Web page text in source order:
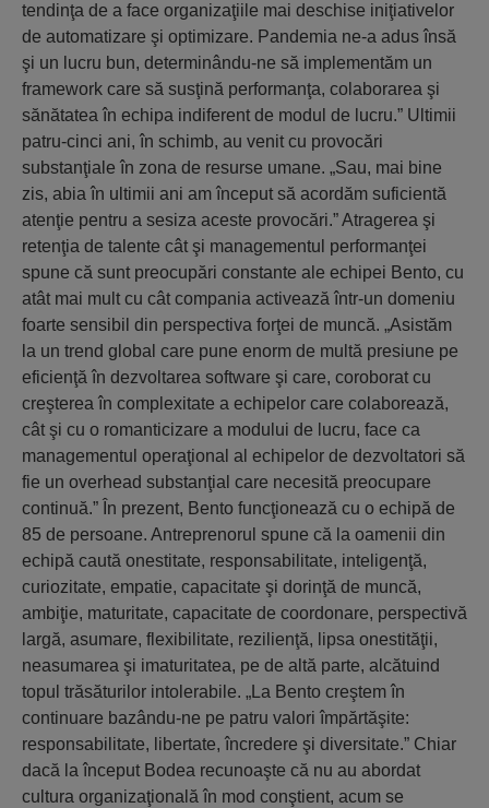
tendinţa de a face organizaţiile mai deschise iniţiativelor
de automatizare şi optimizare. Pandemia ne-a adus însă
şi un lucru bun, determinându-ne să implementăm un
framework care să susţină performanţa, colaborarea şi
sănătatea în echipa indiferent de modul de lucru.” Ultimii
patru-cinci ani, în schimb, au venit cu provocări
substanţiale în zona de resurse umane. „Sau, mai bine
zis, abia în ultimii ani am început să acordăm suficientă
atenţie pentru a sesiza aceste provocări.” Atragerea şi
retenţia de talente cât şi managementul performanţei
spune că sunt preocupări constante ale echipei Bento, cu
atât mai mult cu cât compania activează într-un domeniu
foarte sensibil din perspectiva forţei de muncă. „Asistăm
la un trend global care pune enorm de multă presiune pe
eficienţă în dezvoltarea software şi care, coroborat cu
creşterea în complexitate a echipelor care colaborează,
cât şi cu o romanticizare a modului de lucru, face ca
managementul operaţional al echipelor de dezvoltatori să
fie un overhead substanţial care necesită preocupare
continuă.” În prezent, Bento funcţionează cu o echipă de
85 de persoane. Antreprenorul spune că la oamenii din
echipă caută onestitate, responsabilitate, inteligenţă,
curiozitate, empatie, capacitate şi dorinţă de muncă,
ambiţie, maturitate, capacitate de coordonare, perspectivă
largă, asumare, flexibilitate, rezilienţă, lipsa onestităţii,
neasumarea şi imaturitatea, pe de altă parte, alcătuind
topul trăsăturilor intolerabile. „La Bento creştem în
continuare bazându-ne pe patru valori împărtăşite:
responsabilitate, libertate, încredere şi diversitate.” Chiar
dacă la început Bodea recunoaşte că nu au abordat
cultura organizaţională în mod conştient, acum se